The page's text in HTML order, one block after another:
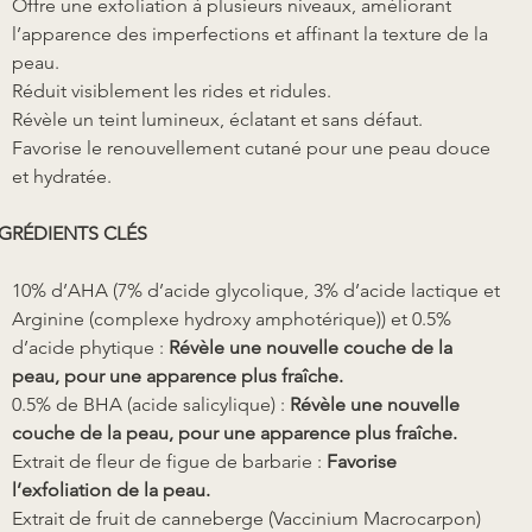
Offre une exfoliation à plusieurs niveaux, améliorant
l’apparence des imperfections et affinant la texture de la
peau.
Réduit visiblement les rides et ridules.
Révèle un teint lumineux, éclatant et sans défaut.
Favorise le renouvellement cutané pour une peau douce
et hydratée.
CLÉS
10% d’AHA (7% d’acide glycolique, 3% d’acide lactique et
Arginine (complexe hydroxy amphotérique)) et 0.5%
d’acide phytique : Révèle une nouvelle couche de la
peau, pour une apparence plus fraîche.
0.5% de BHA (acide salicylique) : Révèle une nouvelle
couche de la peau, pour une apparence plus fraîche.
Extrait de fleur de figue de barbarie : Favorise
l’exfoliation de la peau.
Extrait de fruit de canneberge (Vaccinium Macrocarpon)